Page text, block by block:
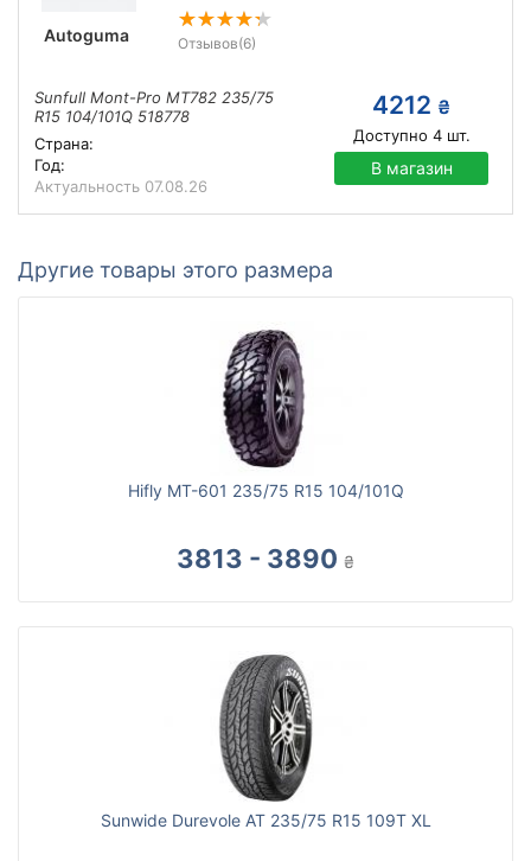
Autoguma Отзывов(6)
Sunfull Mont-Pro MT782 235/75
R15 104/101Q 518778
Страна:
Год:
Актуальность 07.08.26
4212 ₴
Доступно 4шт.
В магазин
Другие товары этого размера
Hifly MT-601 235/75 R15 104/101Q
3813 - 3890 ₴
Sunwide Durevole AT 235/75 R15 109T XL